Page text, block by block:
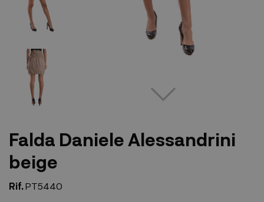
Falda Daniele Alessandrini
beige
Rif.PT5440